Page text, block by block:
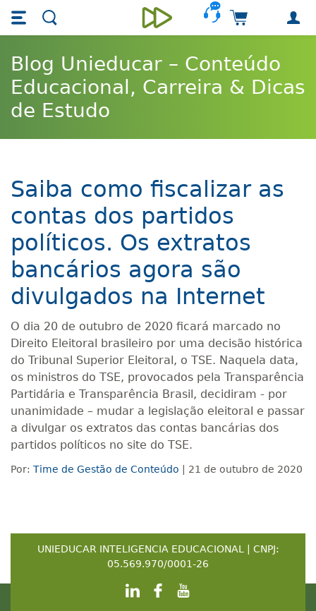
Skip main navigation
Skip to main content
Unieducar
Carrinho de
Blog Unieducar – Conteúdo
Educacional, Carreira & Dicas
de Estudo
Saiba como fiscalizar as
contas dos partidos
políticos. Os extratos
bancários agora são
divulgados na Internet
O dia 20 de outubro de 2020 ficará marcado no
Direito Eleitoral brasileiro por uma decisão histórica
do Tribunal Superior Eleitoral, o TSE. Naquela data,
os ministros do TSE, provocados pela Transparência
Partidária e Transparência Brasil, decidiram - por
unanimidade – mudar a legislação eleitoral e passar
a divulgar os extratos das contas bancárias dos
partidos políticos no site do TSE.
Por: Time de Gestão de Conteúdo | 21 de outubro de 2020
UNIEDUCAR INTELIGENCIA EDUCACIONAL | CNPJ:
05.569.970/0001-26